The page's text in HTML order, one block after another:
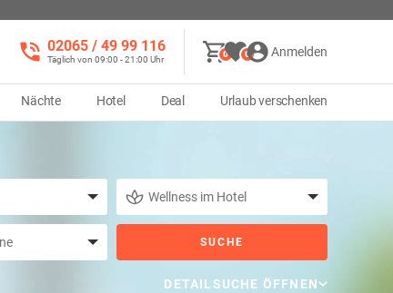
02065 / 49 ‌99 116
Täglich von 09:00 - 21:00 Uhr
0 0 Anmelden
Nächte Hotel Deal Urlaub verschenken
SUCHE
DETAILSUCHE ÖFFNEN